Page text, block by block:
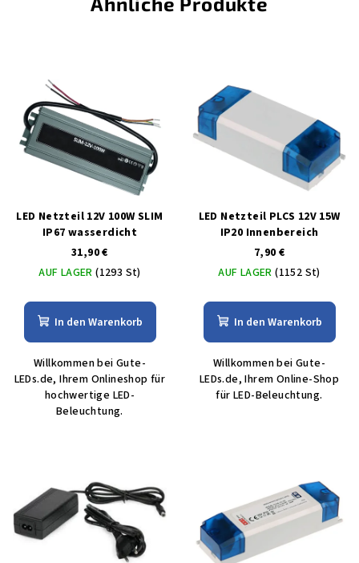
LED Netzteil 12V 100W SLIM
IP67 wasserdicht
31,90 €
AUF LAGER(1293 St)
In den Warenkorb
Willkommen bei Gute-
LEDs.de, Ihrem Onlineshop für
hochwertige LED-
Beleuchtung.
LED Netzteil PLCS 12V 15W
IP20 Innenbereich
7,90 €
AUF LAGER(1152 St)
In den Warenkorb
Willkommen bei Gute-
LEDs.de, Ihrem Online-Shop
für LED-Beleuchtung.